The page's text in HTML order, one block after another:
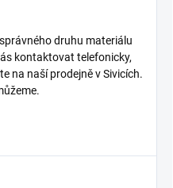
druhu materiálu
kontaktovat telefonicky,
na naší prodejně v Sivicích.